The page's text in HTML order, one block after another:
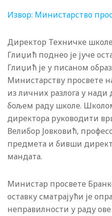
Извор: Министарство
Директор Техничке
Глиџић поднео је јуче
Глиџић је у писаном
Министарству просвете
из личних разлога у
бољем раду школе.
директора руководити
Велибор Јовковић,
предмета и бивши
мандата.
Министар просвете
оставку сматрајући је
неправилности у раду